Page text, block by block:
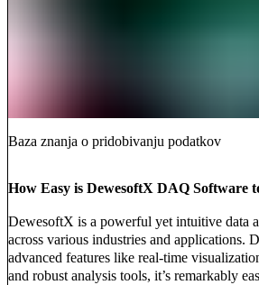
Baza znanja o pridobivanju podatkov
How Easy is DewesoftX DAQ Software
DewesoftX is a powerful yet intuitive data
across various industries and applications.
advanced features like real-time
and robust analysis tools, it’s remarkably